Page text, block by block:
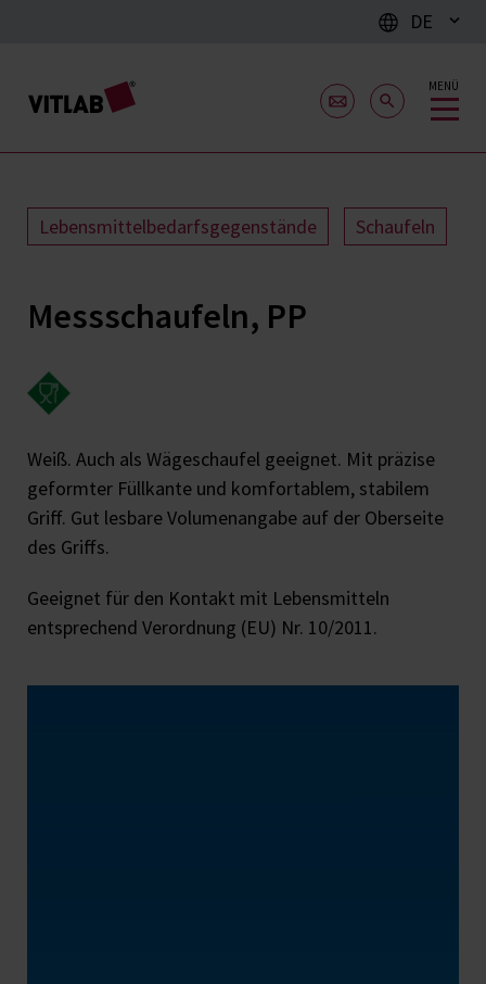
DE
MENÜ
Lebensmittelbedarfsgegenstände Schaufeln
Messschaufeln, PP
Weiß. Auch als Wägeschaufel geeignet. Mit präzise
geformter Füllkante und komfortablem, stabilem
Griff. Gut lesbare Volumenangabe auf der Oberseite
des Griffs.
Geeignet für den Kontakt mit Lebensmitteln
entsprechend Verordnung (EU) Nr. 10/2011.